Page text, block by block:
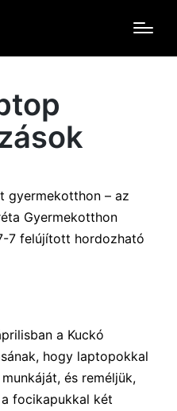
gyermekotthon – az
Gyermekotthon
7 felújított hordozható
a Kuckó
hogy laptopokkal
és reméljük,
focikapukkal két